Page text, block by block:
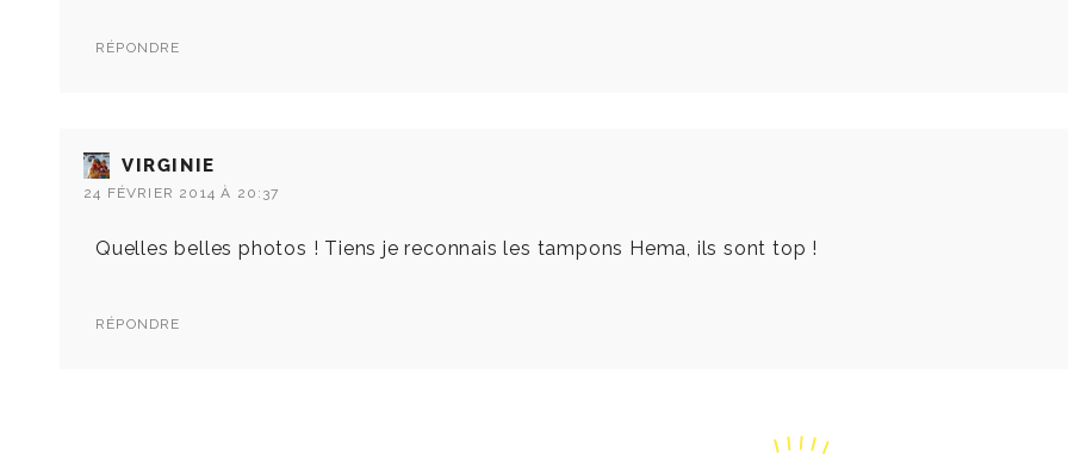
RÉPONDRE
VIRGINIE
24 FÉVRIER 2014 À 20:37
Quelles belles photos ! Tiens je reconnais les tampons Hema, ils sont top !
RÉPONDRE